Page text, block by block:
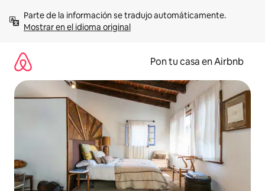
contenidoMostrar en el idioma original
Pon tu casa en Airbnb